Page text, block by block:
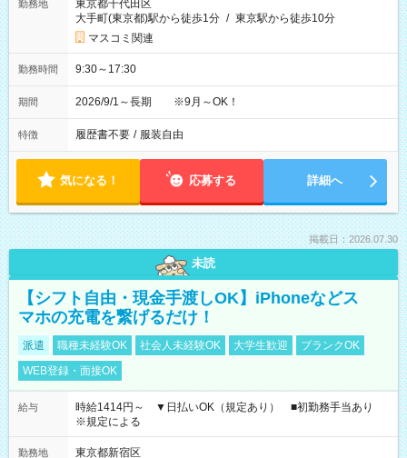
勤務地
東京都千代田区
大手町(東京都)駅から徒歩1分 / 東京駅から徒歩10分
マスコミ関連
勤務時間 9:30～17:30
期間 2026/9/1～長期 ※9月～OK！
特徴 履歴書不要 / 服装自由
気になる！ 応募する 詳細へ
掲載日：2026.07.30
未読
【シフト自由・現金手渡しOK】iPhoneなどス
マホの充電を繋げるだけ！
派遣 職種未経験OK 社会人未経験OK 大学生歓迎
ブランクOK
WEB登録・面接OK
給与
時給1414円～ ▼日払いOK（規定あり） ■初勤務手当あり
※規定による
勤務地
東京都新宿区